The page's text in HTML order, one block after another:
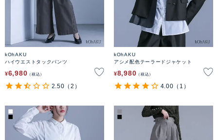
kOhAKU
ハイウエストタックパンツ
¥6,980 税込
2.50 （2）
kOhAKU
アシメ配色テーラードジャケット
¥8,980 税込
4.00 （1）